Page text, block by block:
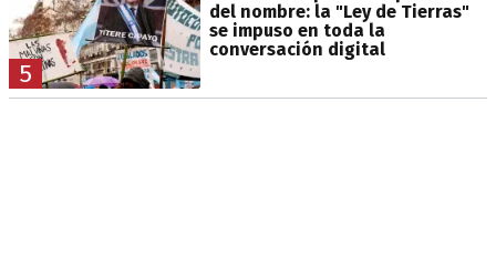
5
del nombre: la "Ley de Tierras"
se impuso en toda la
conversación digital